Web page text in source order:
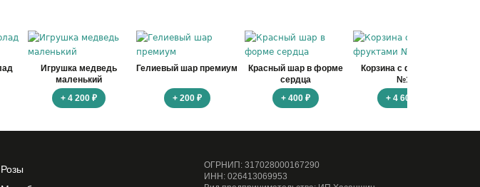
Игрушка медведь
маленький
+ 4 200 ₽
Гелиевый шар премиум
+ 200 ₽
Красный шар в форме
сердца
+ 400 ₽
Корзина с фруктами
№1
+ 4 600 ₽
Розы
ОГРНИП: 317028000167290
ИНН: 026413069953